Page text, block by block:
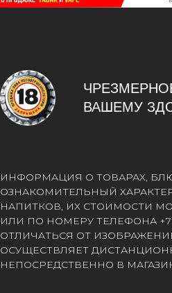
ВАШЕМУ
ИНФОРМАЦИЯ О ТОВАРАХ,
ОЗНАКОМИТЕЛЬНЫЙ
НАПИТКОВ, ИХ СТОИМОСТИ
ИЛИ ПО НОМЕРУ ТЕЛЕФОНА +7
ОТЛИЧАТЬСЯ ОТ
ОСУЩЕСТВЛЯЕТ
НЕПОСРЕДСТВЕННО В